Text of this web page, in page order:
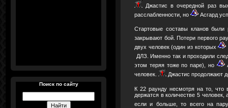
Поиск по сайту
Джастис в очередной раз
расслабленности, но
Асгард
Стартовые составы кланов
закрывают бой. Потери первого
двух человек (один из которых
ДЛЗ. Именно так и проходили
этом теряя тоже по паре), но
человек.
Джастис продолжают
К 22 раунду несмотря на то, что
держатся в количестве 5
если и больше, то всего на